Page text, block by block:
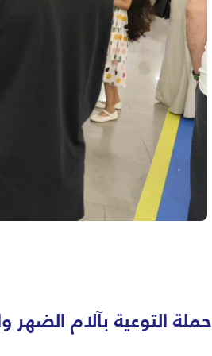
حملة التوعية بآلام الضهر